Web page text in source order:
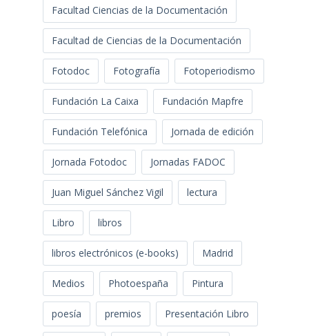
Facultad Ciencias de la Documentación
Facultad de Ciencias de la Documentación
Fotodoc Fotografía Fotoperiodismo
Fundación La Caixa Fundación Mapfre
Fundación Telefónica Jornada de edición
Jornada Fotodoc Jornadas FADOC
Juan Miguel Sánchez Vigil lectura
Libro libros
libros electrónicos (e-books) Madrid
Medios Photoespaña Pintura
poesía premios Presentación Libro